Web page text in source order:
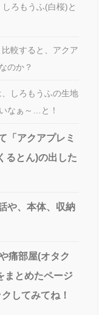
ろもうふ(白桜)と
較すると、アクア
のか？
しろもうふの生地
なぁ～…と！
「アクアプレミ
とん)の出した
や、本体、収納
痛部屋(オタク
まとめたページ
してみてね！